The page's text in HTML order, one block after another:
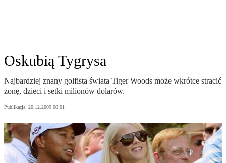
Oskubią Tygrysa
Najbardziej znany golfista świata Tiger Woods może wkrótce stracić
żonę, dzieci i setki milionów dolarów.
Publikacja: 20.12.2009 00:01